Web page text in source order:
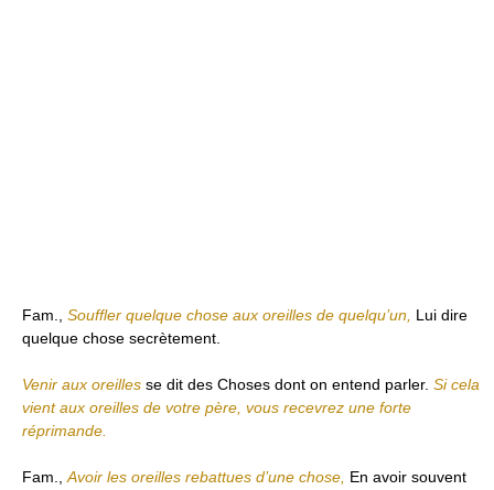
Fam., Souffler quelque chose aux oreilles de quelqu’un, Lui dire
quelque chose secrètement.
Venir aux oreilles se dit des Choses dont on entend parler. Si cela
vient aux oreilles de votre père, vous recevrez une forte
réprimande.
Fam., Avoir les oreilles rebattues d’une chose, En avoir souvent